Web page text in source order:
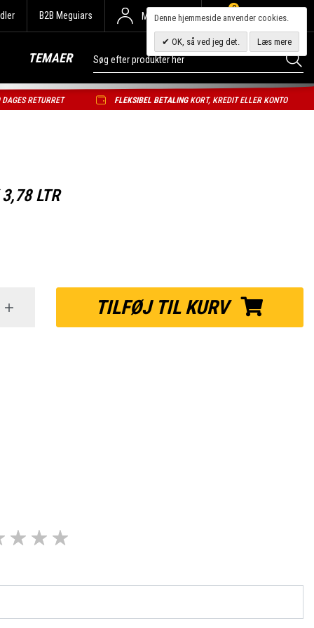
B2B Meguiars Min Konto
0
TEMAER
DAGES RETURRET FLEKSIBEL BETALING KORT, KREDIT ELLER KONTO
LTR
TILFØJ TIL KURV
Denne hjemmeside anvender cookies.
OK, så ved jeg det. Læs mere